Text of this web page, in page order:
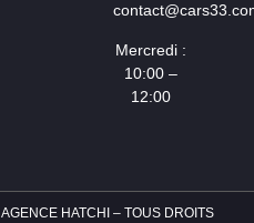
Mercredi :
10:00 –
12:00
AGENCE HATCHI – TOUS DROITS